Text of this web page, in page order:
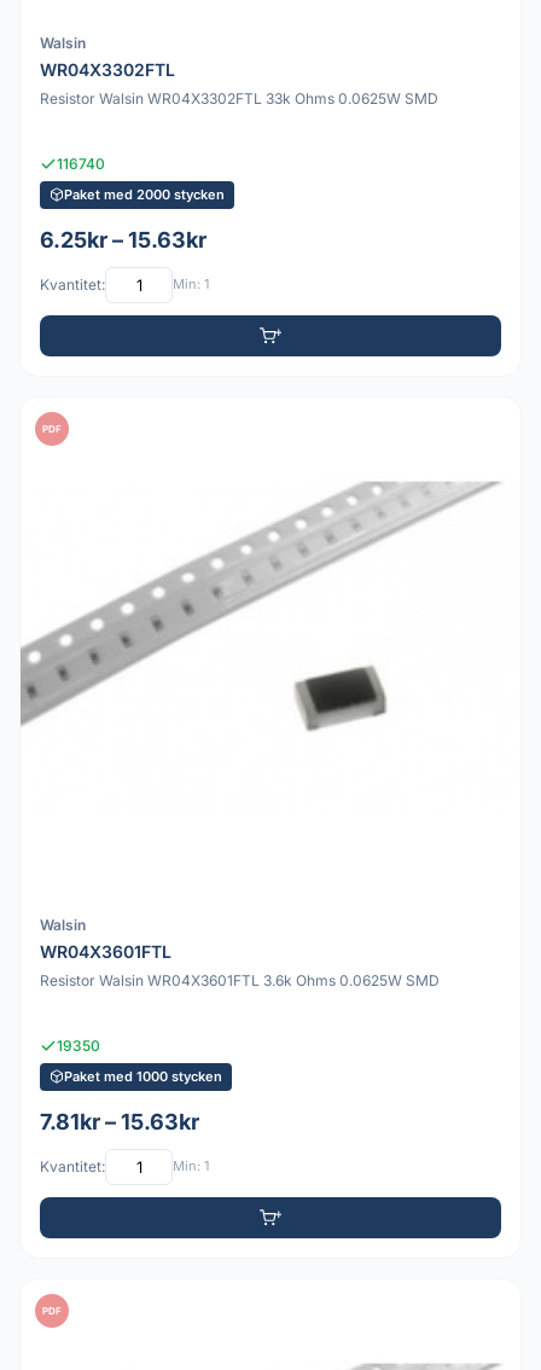
Walsin
WR04X3302FTL
Resistor Walsin WR04X3302FTL 33k Ohms 0.0625W SMD
116740
Paket med 2000 stycken
6.25kr – 15.63kr
Kvantitet: Min: 1
PDF
Walsin
WR04X3601FTL
Resistor Walsin WR04X3601FTL 3.6k Ohms 0.0625W SMD
19350
Paket med 1000 stycken
7.81kr – 15.63kr
Kvantitet: Min: 1
PDF